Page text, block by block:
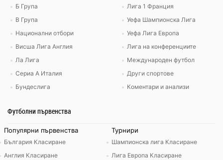
Б Група
В Група
Национални отбори
Висша Лига Англия
Ла Лига
Сериа А Италия
Бундеслига
Лига 1 Франция
Уефа Шампионска Лига
Уефа Лига Европа
Лига на конференциите
Международен футбол
Други спортове
Коментари и анализи
Футболни първенства
Популярни първенства
България Класиране
Англия Класиране
Турнири
Шампионска лига Класиране
Лига Европа Класиране